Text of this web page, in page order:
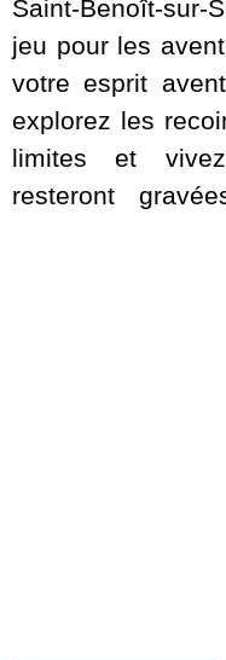
Saint-Benoît-
jeu pour les
votre esprit
explorez les
limites et
resteront